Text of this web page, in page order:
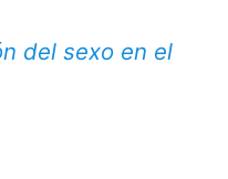
del sexo en el